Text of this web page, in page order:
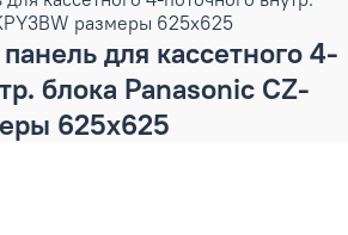
размеры 625x625
для кассетного 4-
блока Panasonic CZ-
625x625